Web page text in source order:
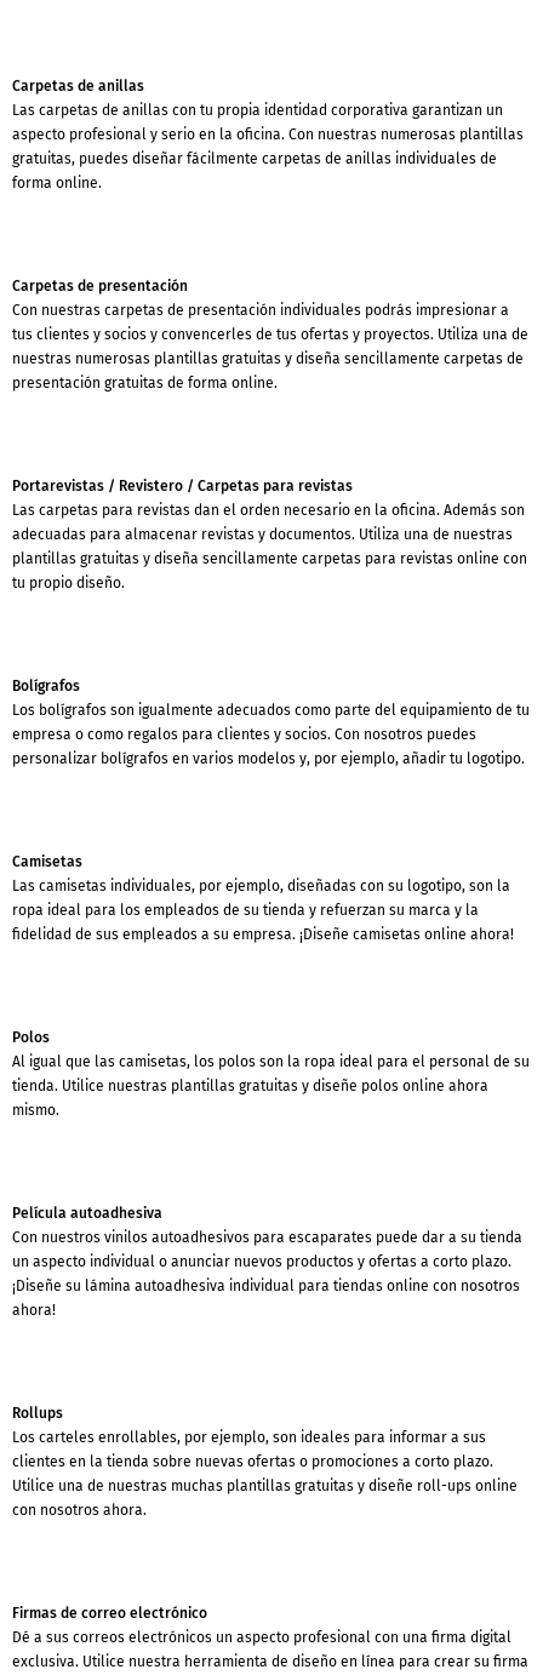
Carpetas de anillas
Las carpetas de anillas con tu propia identidad corporativa garantizan un
aspecto profesional y serio en la oficina. Con nuestras numerosas plantillas
gratuitas, puedes diseñar fácilmente carpetas de anillas individuales de
forma online.
Carpetas de presentación
Con nuestras carpetas de presentación individuales podrás impresionar a
tus clientes y socios y convencerles de tus ofertas y proyectos. Utiliza una de
nuestras numerosas plantillas gratuitas y diseña sencillamente carpetas de
presentación gratuitas de forma online.
Portarevistas / Revistero / Carpetas para revistas
Las carpetas para revistas dan el orden necesario en la oficina. Además son
adecuadas para almacenar revistas y documentos. Utiliza una de nuestras
plantillas gratuitas y diseña sencillamente carpetas para revistas online con
tu propio diseño.
Bolígrafos
Los bolígrafos son igualmente adecuados como parte del equipamiento de tu
empresa o como regalos para clientes y socios. Con nosotros puedes
personalizar bolígrafos en varios modelos y, por ejemplo, añadir tu logotipo.
Camisetas
Las camisetas individuales, por ejemplo, diseñadas con su logotipo, son la
ropa ideal para los empleados de su tienda y refuerzan su marca y la
fidelidad de sus empleados a su empresa. ¡Diseñe camisetas online ahora!
Polos
Al igual que las camisetas, los polos son la ropa ideal para el personal de su
tienda. Utilice nuestras plantillas gratuitas y diseñe polos online ahora
mismo.
Película autoadhesiva
Con nuestros vinilos autoadhesivos para escaparates puede dar a su tienda
un aspecto individual o anunciar nuevos productos y ofertas a corto plazo.
¡Diseñe su lámina autoadhesiva individual para tiendas online con nosotros
ahora!
Rollups
Los carteles enrollables, por ejemplo, son ideales para informar a sus
clientes en la tienda sobre nuevas ofertas o promociones a corto plazo.
Utilice una de nuestras muchas plantillas gratuitas y diseñe roll-ups online
con nosotros ahora.
Firmas de correo electrónico
Dé a sus correos electrónicos un aspecto profesional con una firma digital
exclusiva. Utilice nuestra herramienta de diseño en línea para crear su firma